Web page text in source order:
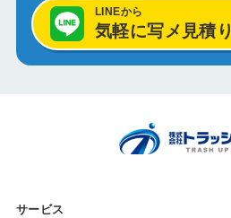
LINEから
気軽に写メ見積り
サービス